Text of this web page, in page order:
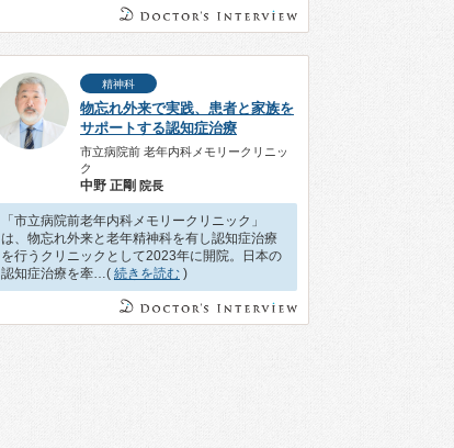
精神科
物忘れ外来で実践、患者と家族を
サポートする認知症治療
市立病院前 老年内科メモリークリニッ
ク
中野 正剛 院長
「市立病院前老年内科メモリークリニック」
は、物忘れ外来と老年精神科を有し認知症治療
を行うクリニックとして2023年に開院。日本の
認知症治療を牽…( 続きを読む )